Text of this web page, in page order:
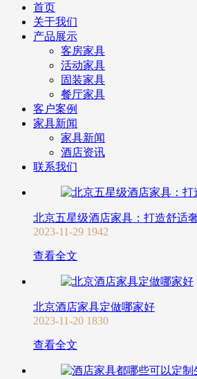
首页
关于我们
产品展示
客房家具
活动家具
固装家具
餐厅家具
客户案例
家具新闻
家具新闻
酒店资讯
联系我们
北京五星级酒店家具：打造舒适
2023-11-29 1942
查看全文
北京酒店家具定做哪家好
2023-11-20 1830
查看全文